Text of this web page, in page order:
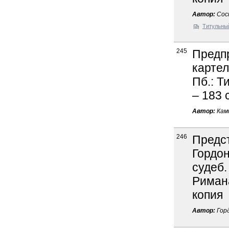
Автор:
245
Пб.:
– 183
Автор:
246
копия
Автор: